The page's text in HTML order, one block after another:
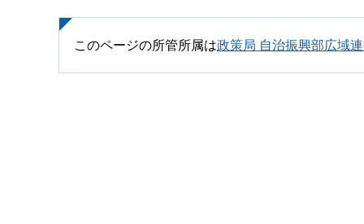
このページの所管所属は政策局 自治振興部広域